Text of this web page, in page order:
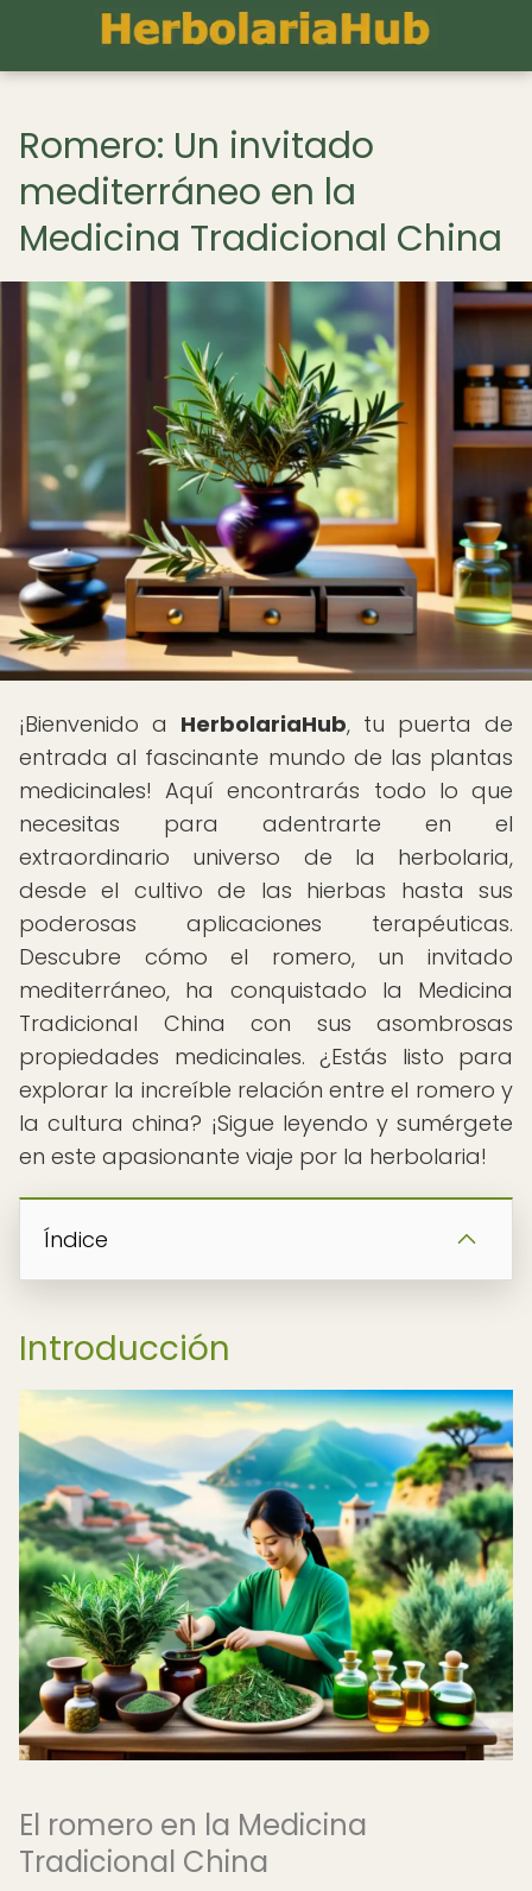
Romero: Un invitado
mediterráneo en la
Medicina Tradicional China
¡Bienvenido a HerbolariaHub, tu puerta de
entrada al fascinante mundo de las plantas
medicinales! Aquí encontrarás todo lo que
necesitas para adentrarte en el
extraordinario universo de la herbolaria,
desde el cultivo de las hierbas hasta sus
poderosas aplicaciones terapéuticas.
Descubre cómo el romero, un invitado
mediterráneo, ha conquistado la Medicina
Tradicional China con sus asombrosas
propiedades medicinales. ¿Estás listo para
explorar la increíble relación entre el romero y
la cultura china? ¡Sigue leyendo y sumérgete
en este apasionante viaje por la herbolaria!
Índice
Introducción
El romero en la Medicina
Tradicional China